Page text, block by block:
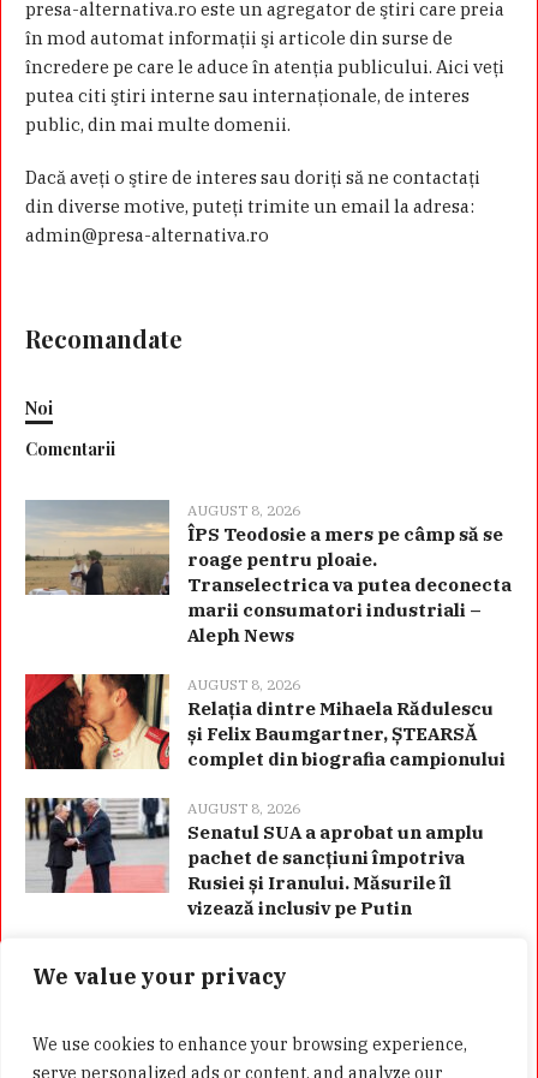
We value your privacy
We use cookies to enhance your browsing experience,
serve personalized ads or content, and analyze our
presa-alternativa.ro este un agregator de ştiri care preia
în mod automat informaţii şi articole din surse de
încredere pe care le aduce în atenţia publicului. Aici veţi
putea citi ştiri interne sau internaţionale, de interes
public, din mai multe domenii.
Dacă aveţi o ştire de interes sau doriţi să ne contactaţi
din diverse motive, puteţi trimite un email la adresa:
admin@presa-alternativa.ro
Recomandate
Noi
Comentarii
AUGUST 8, 2026
ÎPS Teodosie a mers pe câmp să se
roage pentru ploaie.
Transelectrica va putea deconecta
marii consumatori industriali –
Aleph News
AUGUST 8, 2026
Relația dintre Mihaela Rădulescu
și Felix Baumgartner, ȘTEARSĂ
complet din biografia campionului
AUGUST 8, 2026
Senatul SUA a aprobat un amplu
pachet de sancțiuni împotriva
Rusiei și Iranului. Măsurile îl
vizează inclusiv pe Putin
Categorii